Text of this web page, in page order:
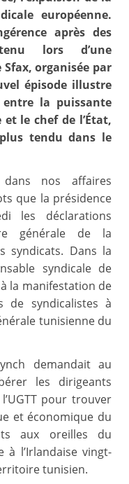
européenne.
après des
lors d’une
organisée par
épisode illustre
la puissante
le chef de l’État,
tendu dans le
nos affaires
que la présidence
les déclarations
générale de la
syndicats. Dans la
syndicale de
la manifestation de
de syndicalistes à
tunisienne du
demandait au
les dirigeants
pour trouver
et économique du
aux oreilles du
à l’Irlandaise vingt-
tunisien.